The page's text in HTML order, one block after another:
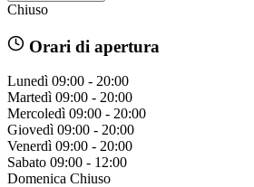
Chiuso
Orari di apertura
Lunedì 09:00 - 20:00
Martedì 09:00 - 20:00
Mercoledì 09:00 - 20:00
Giovedì 09:00 - 20:00
Venerdì 09:00 - 20:00
Sabato 09:00 - 12:00
Domenica Chiuso